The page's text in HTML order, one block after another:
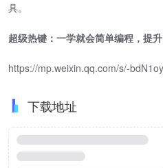
具。
超级热键：一学就会简单编程，提
https://mp.weixin.qq.com/s/-
下载地址